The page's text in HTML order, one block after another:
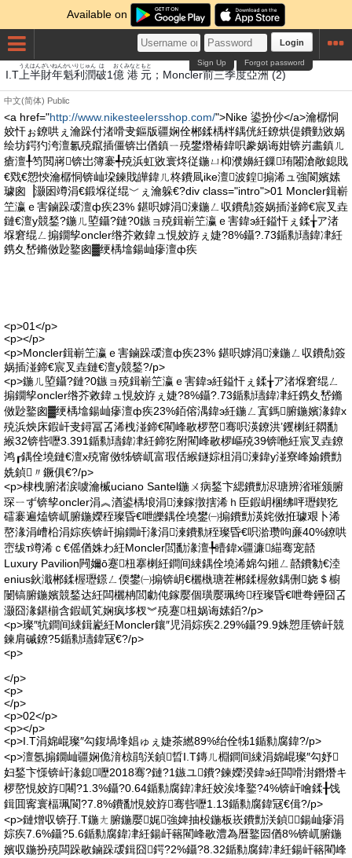
Available on
Login
Forgot password
Sign Up
I.T 上
うえ
半
はん
財
ざい
年
ねん
魁
かい
利潤
りじゅん
破
は
1億
おく
港
みなと
元
もと
；Moncler前
まえ
三
さん
季度亞
あ
洲
す
(2)
中文(简体) Public
<a href="http://www.nikesteelersshop.com/">Nike 鍙扮仯</a>瀹樼恫
姣忓ぉ鐐哄ぇ瀹跺付渚嗗叏鏂版疆娴佺郴鍒楀柈鍝侊紝鐐烘偍鐨勭敓娲
绘坊鍔犳洿澶氱殑鑹插僵锛岀偤鎮ㄧ殑鐢熸椿鍏呮豢娲诲姏锛岃畵鎮ㄦ
瘡澶╀笉閲嶈锛岀簿褰╃殑浜虹敓寰炵従鍦ㄩ枊濮嬶紝鏁珛闂滄敞鎴戝
€戣€愬悏瀹樼恫锛屾垜鍊戝皣鍏ㄦ柊鐨凬ike澶波鍠搧浠ュ強閬嬪嫊
璩囪▕灏囦竴涓€鍛堢従绲﹀ぇ瀹躲€?div class="intro">01 Moncler鍓嶄
笁瀛ｅ害鏀跺叆澶ф疾23% 鍖呮嫭涓湅鍦ㄥ収鐨勪簽娲插湴鍗€宸叉垚
鏈€澶у競鍫?鍦ㄦ埅鑷?鏈?0鏃ョ殑鍓嶄笁瀛ｅ害鍏э紝鎰忓ぇ鍒╁ア渚
堢窘绲ㄥ搧鐗孧oncler绺芥敹鍏ュ悓姣斿ぇ婕?8%鑷?.73鍎勬瓙鍏冿紝
鎸夊嵆鏅傚尟鐜囪▓绠楀墖鍚屾瘮澶ф疾
<p>01</p>
<p></p>
<p>Moncler鍓嶄笁瀛ｅ害鏀跺叆澶ф疾23% 鍖呮嫭涓湅鍦ㄥ収鐨勪簽
娲插湴鍗€宸叉垚鏈€澶у競鍫?/p>
<p>鍦ㄦ埅鑷?鏈?0鏃ョ殑鍓嶄笁瀛ｅ害鍏э紝鎰忓ぇ鍒╁ア渚堢窘绲ㄥ
搧鐗孧oncler绺芥敹鍏ュ悓姣斿ぇ婕?8%鑷?.73鍎勬瓙鍏冿紝鎸夊嵆鏅
傚尟鐜囪▓绠楀墖鍚屾瘮澶ф疾23%銆傛湡鍏э紝鍦ㄥ寘鎷腑鍦嬪湪鍏х
殑浜炴床鍜屽叏鐞冨叾浠栧湴鍗€閵峰敭椤嶅骞呮渶鐐洪’钁楋紝閷勫
緱32锛呰嚦3.391鍎勬瓙鍏冿紝鍗犵附閵峰敭椤嶇殑39锛咃紝宸叉垚鐐
鸿┎鍝佺墝鏈€澶х殑甯傚牬锛屼富瑕佸緱鐩婃柤涓湅鍏у湴寮峰媮鐨勯
姺鍞〃鐝俱€?/p>
<p>棣栧腑渚涙噳瀹楲uciano Santel鍦ㄨ病鍫卞緦鐨勯浕瑭辨渻璀颁腑
琛ㄧず锛孧oncler涓︽湭鍙楀埌涓湅鎵撴搳浠ｈ臣鍜岄棞绋呯瓑鍥犵
礌褰遍熆锛屼腑鍦嬫秷璨昏€呭皪鍝佺墝鐢㈠搧鐨勯渶姹傚拰璩艰卜浠
嶅湪涓嶆柗涓婃疾锛屽搧鐗屽湪涓湅鐨勬秷璨昏€呮湁瓒呴亷40%鐐哄
崈绂т竴浠ｃ€傜偤姝わ紝Moncler閭勫湪澶╄矒鍏х疆濂緢骞宠嚭
Luxury Pavilion闁嬭ō蹇杻搴楋紝鐧间綀鍝佺墝浠婂勾鎺ㄥ嚭鐨勨€淕
enius鈥濈郴鍒楃瓑鐛ㄥ偄鐢㈠搧锛岄€欐槸瑭茬郴鍒楃敘鍝侀娆＄櫥
闄镐腑鍦嬪競鍫达紝闆欐柟閭勮伅鎵嬮個璜嬮珮绔秷璨昏€呭弮鑸囧叾
灏囧湪鍖椾含鍜屼笂娴疯垑杈︾殑蹇杻娲诲嫊銆?/p>
<p>璨″牨鐧间綀鍓嶏紝Moncler鑲″児涓婃疾2.29%鑷?9.9姝愬厓锛屽競
鍊肩磩鐐?5鍎勬瓙鍏冦€?/p>
<p>
</p>
<p>
</p>
<p>02</p>
<p></p>
<p>I.T涓婂崐璨″勾鍑堝埄娼ゅぇ婕茶繎89%绐佺牬1鍎勬腐鍏?/p>
<p>澶氬搧鐗屾疆娴佹湇椋鹃浂鍞晢I.T鏄ㄦ棩鐧间綀涓婂崐璨″勾妤
妇鍫卞憡锛屽湪鎴嚦2018骞?鏈?1鏃ユ鐨?鍊嬫湀鍏э紝闆嗗湗鐕熸キ
椤嶅悓姣斿闀?1.3%鑷?0.64鍎勬腐鍏冿紝姣涘埄鐜?4%锛屽噲鍒╂饯
鍓囬寗寰楅珮閬?7.8%鐨勫悓姣斿骞呰嚦1.13鍎勬腐鍏冦€偮?/p>
<p>鏈熷収锛孖.T鍦ㄤ腑鍦嬮娓強婢抽杸鍦板崁鐨勯浂鍞鍚屾瘮涓
婃疾7.6%鑷?5.6鍎勬腐鍏冿紝鍚屽簵閵峰敭澧為暦鐜囩偤8%锛屼腑鍦
嬪収鍦扮殑闆跺敭鏀跺叆鍓囧鍔?2%鑷?8.32鍎勬腐鍏冿紝鍚屽簵閵峰